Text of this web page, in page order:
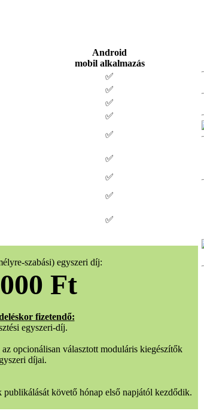
Android
mobil alkalmazás
✅
✅
✅
✅
✅
✅
✅
✅
✅
szabási) egyszeri díj:
Ft
fizetendő:
egyszeri-díj.
opcionálisan választott moduláris kiegészítők
díjai.
publikálását követő hónap első napjától kezdődik.